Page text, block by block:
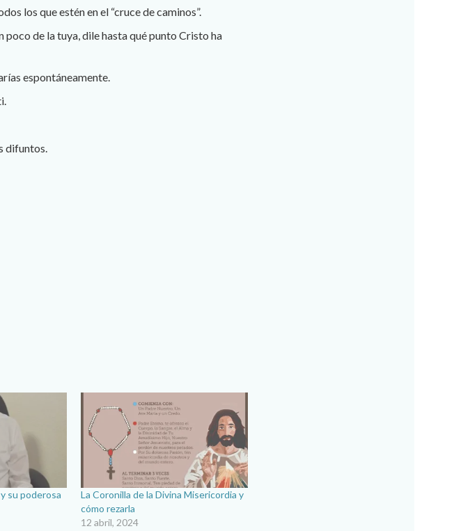
los que estén en el “cruce de caminos”.
de la tuya, dile hasta qué punto Cristo ha
espontáneamente.
difuntos.
su poderosa
La Coronilla de la Divina Misericordia y
cómo rezarla
12 abril, 2024